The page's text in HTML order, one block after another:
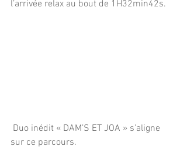
l’arrivée relax au bout de 1H32min42s.
sur ce parcours.